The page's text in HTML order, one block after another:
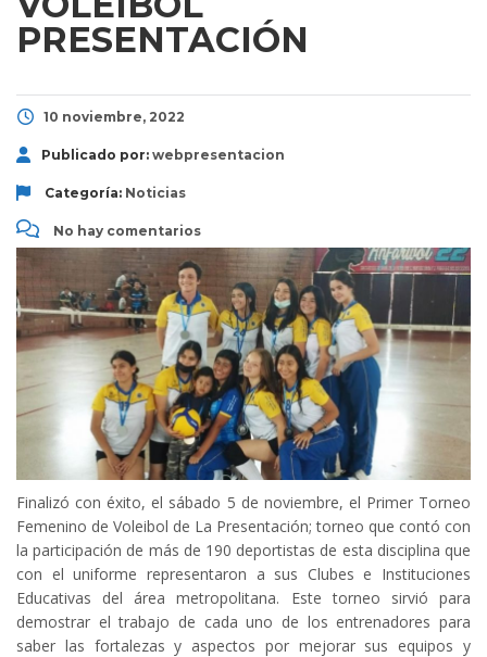
PRESENTACIÓN
10 noviembre, 2022
Publicado por: webpresentacion
Categoría: Noticias
No hay comentarios
Finalizó con éxito, el sábado 5 de noviembre, el Primer Torneo
Femenino de Voleibol de La Presentación; torneo que contó con
la participación de más de 190 deportistas de esta disciplina que
con el uniforme representaron a sus Clubes e Instituciones
Educativas del área metropolitana. Este torneo sirvió para
demostrar el trabajo de cada uno de los entrenadores para
saber las fortalezas y aspectos por mejorar sus equipos y